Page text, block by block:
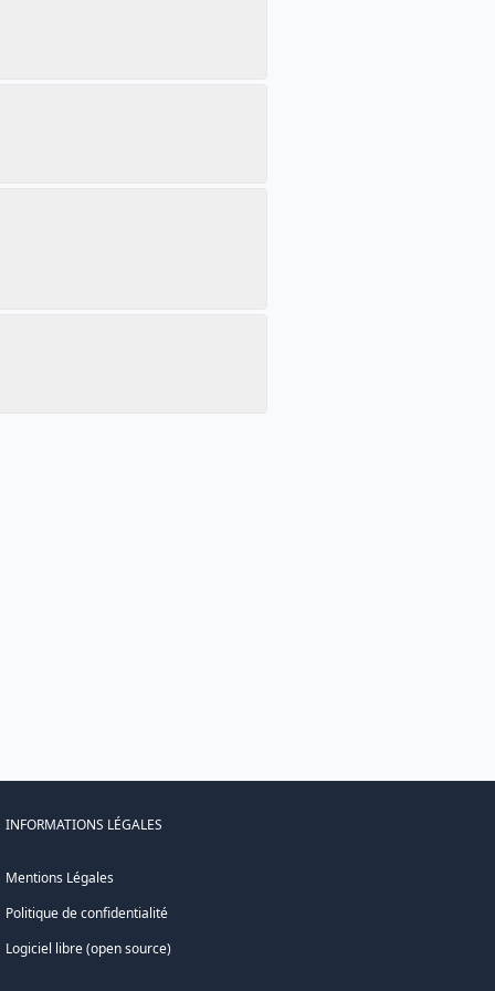
INFORMATIONS LÉGALES
Mentions Légales
Politique de confidentialité
Logiciel libre (open source)